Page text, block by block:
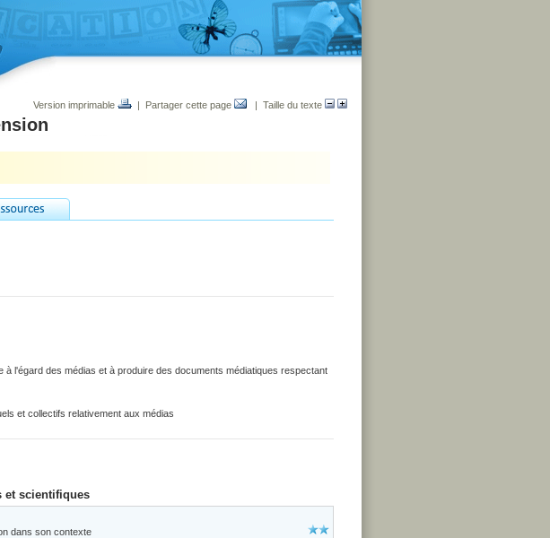
Version imprimable | Partager cette page | Taille du texte
l'égard des médias et à produire des documents médiatiques respectant
et collectifs relativement aux médias
et scientifiques
dans son contexte